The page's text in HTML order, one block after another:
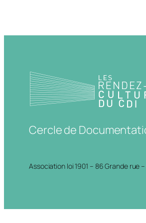
Cercle de
Association loi 1901 – 86 Grande rue